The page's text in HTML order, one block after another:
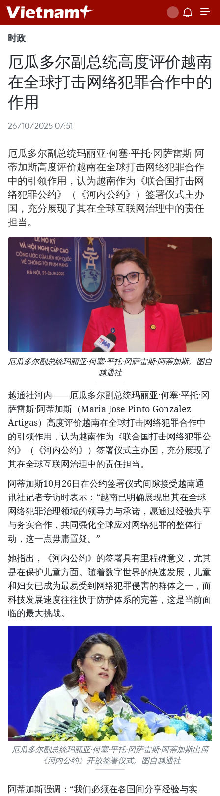
时政
厄瓜多尔副总统高度评价越南
在全球打击网络犯罪合作中的
作用
26/10/2025 07:51
厄瓜多尔副总统玛丽亚·何塞·平托·冈萨雷斯·阿
蒂加斯高度评价越南在全球打击网络犯罪合作
中的引领作用，认为越南作为《联合国打击网
络犯罪公约》（《河内公约》）签署仪式主办
国，充分展现了其在全球互联网治理中的责任
担当。
厄瓜多尔副总统玛丽亚·何塞·平托·冈萨雷斯·阿蒂加斯。图自
越通社
越通社河内——厄瓜多尔副总统玛丽亚·何塞·平托·冈
萨雷斯·阿蒂加斯（Maria Jose Pinto Gonzalez
Artigas）高度评价越南在全球打击网络犯罪合作中
的引领作用，认为越南作为《联合国打击网络犯罪公
约》（《河内公约》）签署仪式主办国，充分展现了
其在全球互联网治理中的责任担当。
阿蒂加斯10月26日在公约签署仪式间隙接受越南通
讯社记者专访时表示：“越南已明确展现出其在全球
网络犯罪治理领域的领导力与承诺，愿通过经验共享
与务实合作，共同强化全球应对网络犯罪的整体行
动，这一点毋庸置疑。”
她指出，《河内公约》的签署具有里程碑意义，尤其
是在保护儿童方面。随着数字世界的快速发展，儿童
和妇女已成为最易受到网络犯罪侵害的群体之一，而
科技发展速度往往快于防护体系的完善，这是当前面
临的最大挑战。
厄瓜多尔副总统玛丽亚·何塞·平托·冈萨雷斯·阿蒂加斯出席
《河内公约》开放签署仪式。图自越通社
阿蒂加斯强调：“我们必须在各国间分享经验与实